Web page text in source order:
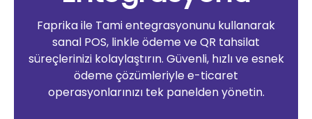
Faprika ile Tami entegrasyonunu kullanarak
sanal POS, linkle ödeme ve QR tahsilat
süreçlerinizi kolaylaştırın. Güvenli, hızlı ve esnek
ödeme çözümleriyle e-ticaret
operasyonlarınızı tek panelden yönetin.